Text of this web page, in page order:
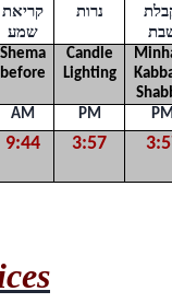
קריאת
שמע
נרות
Shema
before
Candle
Lighting
AM PM
9:44 3:57